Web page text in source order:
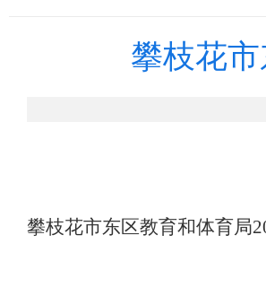
攀枝花
攀枝花市东区教育和体育局